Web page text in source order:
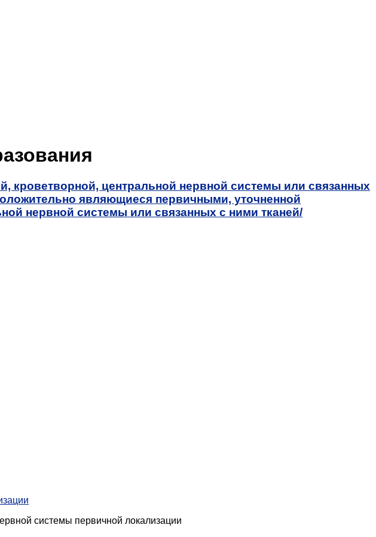
кроветворной, центральной нервной системы или связанных
являющиеся первичными, уточненной
нервной системы или связанных с ними тканей/
системы первичной локализации